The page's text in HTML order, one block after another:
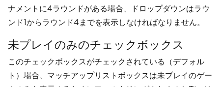
ナメントに4ラウンドがある場合、ドロップダウンはラウ
ンド1からラウンド4までを表示しなければなりません。
未プレイのみのチェックボックス
このチェックボックスがチェックされている（デフォル
ト）場合、マッチアップリストボックスは未プレイのゲー